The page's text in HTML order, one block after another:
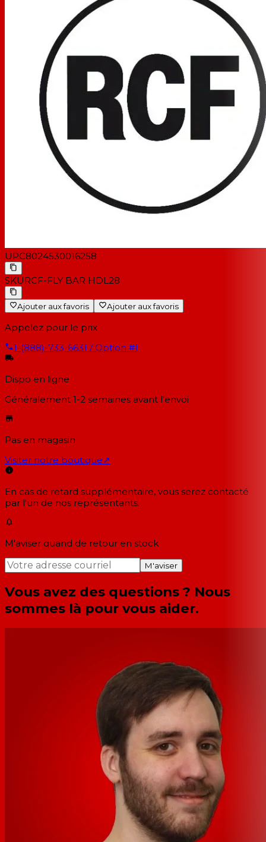
UPC8024530016258
SKURCF-FLY BAR HDL28
Ajouter aux favoris Ajouter aux favoris
Appelez pour le prix
1-(888)-733-6631 / Option #1
Dispo en ligne
Généralement 1-2 semaines avant l'envoi
Pas en magasin
Visiter notre boutique↗
En cas de retard supplémentaire, vous serez contacté
par l'un de nos représentants.
M'aviser quand de retour en stock
M'aviser
Vous avez des questions ? Nous
sommes là pour vous aider.